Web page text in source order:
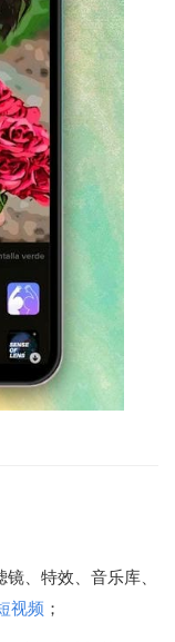
、特效、音乐库、
视频 ；